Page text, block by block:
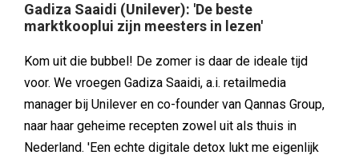
Gadiza Saaidi (Unilever): 'De beste
marktkooplui zijn meesters in lezen'
Kom uit die bubbel! De zomer is daar de ideale tijd
voor. We vroegen Gadiza Saaidi, a.i. retailmedia
manager bij Unilever en co-founder van Qannas Group,
naar haar geheime recepten zowel uit als thuis in
Nederland. 'Een echte digitale detox lukt me eigenlijk